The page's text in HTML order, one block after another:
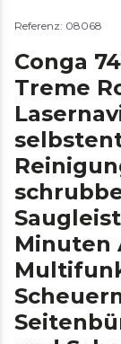
Referenz: 08068
Conga
Treme
Minuten